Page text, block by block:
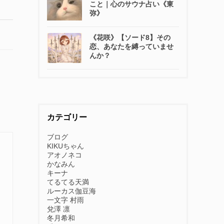
こと｜心のサウナ占い《東
弥》
《花咲》【ソード8】その
恋、あなたを縛っていませ
んか？
カテゴリー
ブログ
KIKUちゃん
アオノネコ
かなみん
キーナ
てるてる天満
ルーカス伽豆海
一文字 村雨
兌澤 凛
冬月希和